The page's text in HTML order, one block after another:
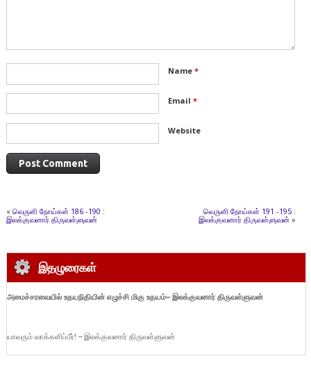
Name *
Email *
Website
« வெருளி நோய்கள் 186 -190 :
இலக்குவனார் திருவள்ளுவன்
வெருளி நோய்கள் 191 -195 :
இலக்குவனார் திருவள்ளுவன் »
இதழுரைகள்
அமைச்சரவையில் உதயநிதியின் எழுச்சி மிகு உதயம்– இலக்குவனார் திருவள்ளுவன்
யாவரும் வாக்களிப்பீர்! – இலக்குவனார் திருவள்ளுவன்